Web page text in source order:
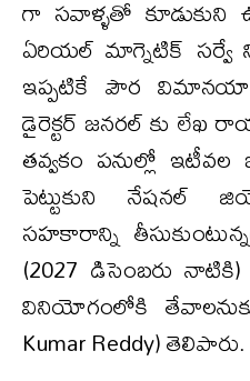
గా సవాళ్ళతో కూడుకుని
ఏరియల్ మాగ్నెటిక్ సర్వే
ఇప్పటికే పౌర
డైరెక్టర్ జనరల్ కు లేఖ
తవ్వకం పనుల్లో
పెట్టుకుని నేషనల్
సహకారాన్ని
(2027 డిసెంబరు నాటికి)
వినియోగంలోకి
Kumar Reddy) తెలిపారు.